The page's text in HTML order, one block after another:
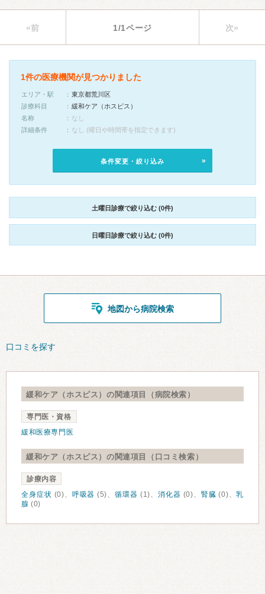
«前 1/1ページ 次»
1件の医療機関が見つかりました
エリア・駅
東京都荒川区
診療科目
緩和ケア（ホスピス）
名称
なし
詳細条件
なし (曜日や時間帯を指定できます)
条件変更・絞り込み
土曜日診療で絞り込む (0件)
日曜日診療で絞り込む (0件)
地図から病院検索
口コミを探す
緩和ケア（ホスピス）の関連項目（病院検索）
専門医・資格
緩和医療専門医
緩和ケア（ホスピス）の関連項目（口コミ検索）
診療内容
全身症状 (0)、 呼吸器 (5)、循環器 (1)、 消化器 (0)、 腎臓 (0)、乳
腺 (0)